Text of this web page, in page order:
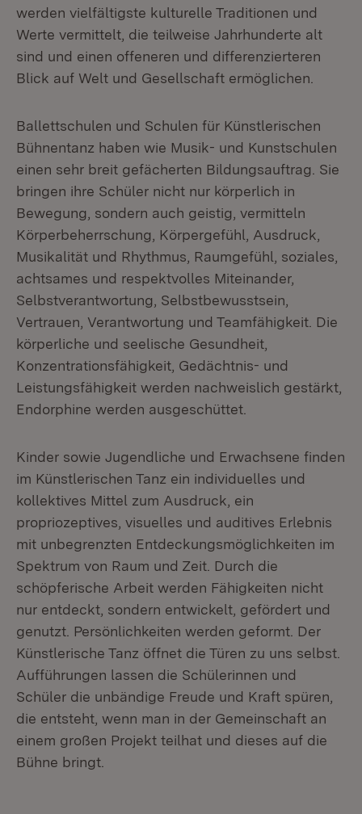
werden vielfältigste kulturelle Traditionen und
Werte vermittelt, die teilweise Jahrhunderte alt
sind und einen offeneren und differenzierteren
Blick auf Welt und Gesellschaft ermöglichen.
Ballettschulen und Schulen für Künstlerischen
Bühnentanz haben wie Musik- und Kunstschulen
einen sehr breit gefächerten Bildungsauftrag. Sie
bringen ihre Schüler nicht nur körperlich in
Bewegung, sondern auch geistig, vermitteln
Körperbeherrschung, Körpergefühl, Ausdruck,
Musikalität und Rhythmus, Raumgefühl, soziales,
achtsames und respektvolles Miteinander,
Selbstverantwortung, Selbstbewusstsein,
Vertrauen, Verantwortung und Teamfähigkeit. Die
körperliche und seelische Gesundheit,
Konzentrationsfähigkeit, Gedächtnis- und
Leistungsfähigkeit werden nachweislich gestärkt,
Endorphine werden ausgeschüttet.
Kinder sowie Jugendliche und Erwachsene finden
im Künstlerischen Tanz ein individuelles und
kollektives Mittel zum Ausdruck, ein
propriozeptives, visuelles und auditives Erlebnis
mit unbegrenzten Entdeckungsmöglichkeiten im
Spektrum von Raum und Zeit. Durch die
schöpferische Arbeit werden Fähigkeiten nicht
nur entdeckt, sondern entwickelt, gefördert und
genutzt. Persönlichkeiten werden geformt. Der
Künstlerische Tanz öffnet die Türen zu uns selbst.
Aufführungen lassen die Schülerinnen und
Schüler die unbändige Freude und Kraft spüren,
die entsteht, wenn man in der Gemeinschaft an
einem großen Projekt teilhat und dieses auf die
Bühne bringt.